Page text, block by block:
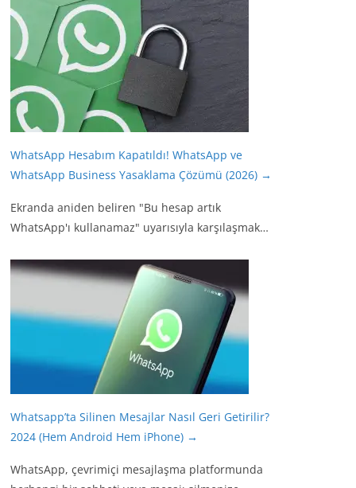
WhatsApp Hesabım Kapatıldı! WhatsApp ve
WhatsApp Business Yasaklama Çözümü (2026) →
Ekranda aniden beliren "Bu hesap artık
WhatsApp'ı kullanamaz" uyarısıyla karşılaşmak…
Whatsapp’ta Silinen Mesajlar Nasıl Geri Getirilir?
2024 (Hem Android Hem iPhone) →
WhatsApp, çevrimiçi mesajlaşma platformunda